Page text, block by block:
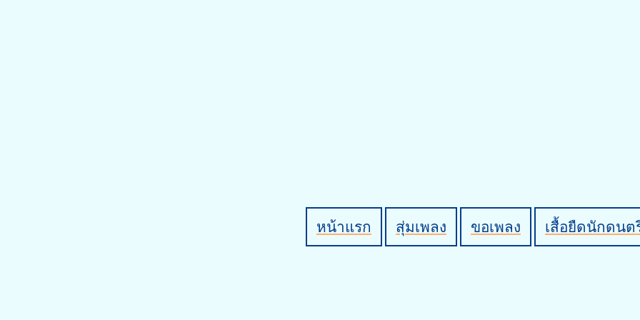
หน้าแรก สุ่มเพลง ขอเพลง เสื้อยืดนักดนต